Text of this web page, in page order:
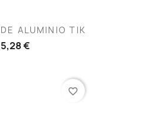
ALUMINIO TIK
€
favorite_border